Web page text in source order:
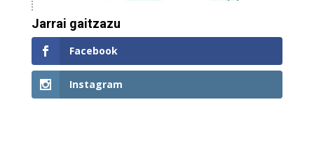
Jarrai gaitzazu
Facebook
Instagram